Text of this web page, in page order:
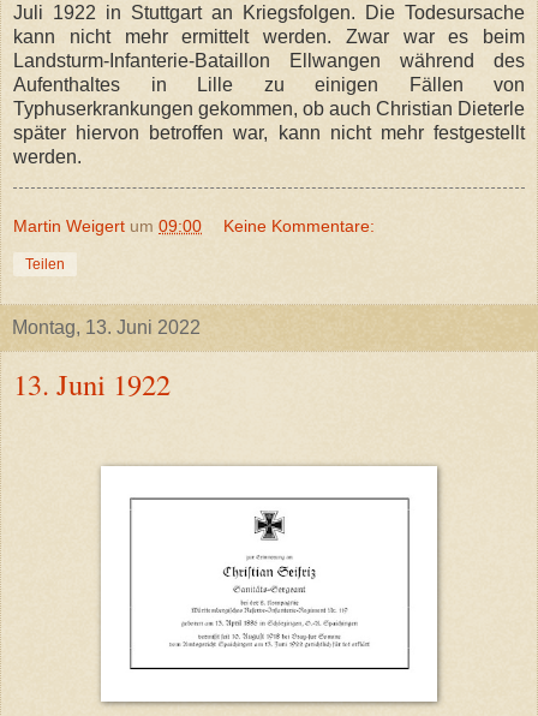
Juli 1922 in Stuttgart an Kriegsfolgen. Die Todesursache
kann nicht mehr ermittelt werden. Zwar war es beim
Landsturm-Infanterie-Bataillon Ellwangen während des
Aufenthaltes in Lille zu einigen Fällen von
Typhuserkrankungen gekommen, ob auch Christian Dieterle
später hiervon betroffen war, kann nicht mehr festgestellt
werden.
Martin Weigert um 09:00 Keine Kommentare:
Teilen
Montag, 13. Juni 2022
13. Juni 1922